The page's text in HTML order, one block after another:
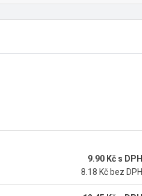
9.90 Kč s DPH
8.18 Kč bez DPH